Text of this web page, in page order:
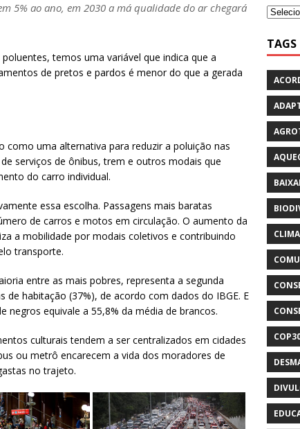
5% ao ano, em 2030 a má qualidade do ar chegará
temos uma variável que indica que a
de pretos e pardos é menor do que a gerada
uma alternativa para reduzir a poluição nas
serviços de ônibus, trem e outros modais que
do carro individual.
essa escolha. Passagens mais baratas
de carros e motos em circulação. O aumento da
a mobilidade por modais coletivos e contribuindo
transporte.
entre as mais pobres, representa a segunda
habitação (37%), de acordo com dados do IBGE. E
negros equivale a 55,8% da média de brancos.
culturais tendem a ser centralizados em cidades
ou metrô encarecem a vida dos moradores de
no trajeto.
TAGS
CLIMA